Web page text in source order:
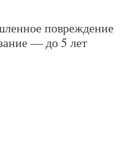
повреждение
— до 5 лет